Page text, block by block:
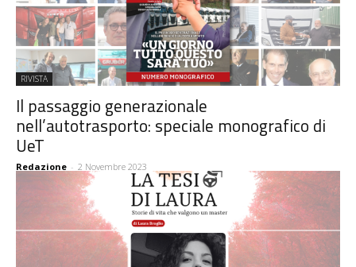
RIVISTA
Il passaggio generazionale
nell’autotrasporto: speciale monografico di
UeT
Redazione - 2 Novembre 2023